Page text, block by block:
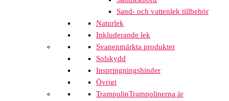
Sand- och vattenlek tillbehör
Naturlek
Inkluderande lek
Svanenmärkta produkter
Solskydd
Inspringningshinder
Övrigt
TrampolinTrampolinerna är